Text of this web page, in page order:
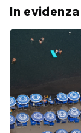
CALENDARIO
AREA
Entra
In evidenza